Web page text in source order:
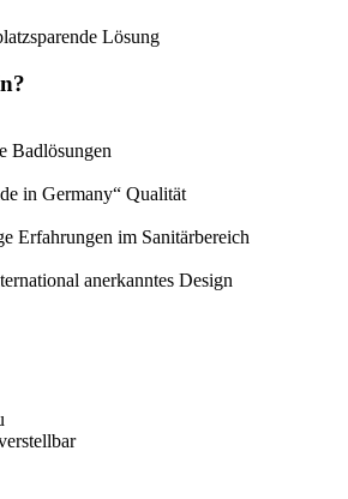
Lösung
Badlösungen
in Germany“ Qualität
Erfahrungen im Sanitärbereich
anerkanntes Design